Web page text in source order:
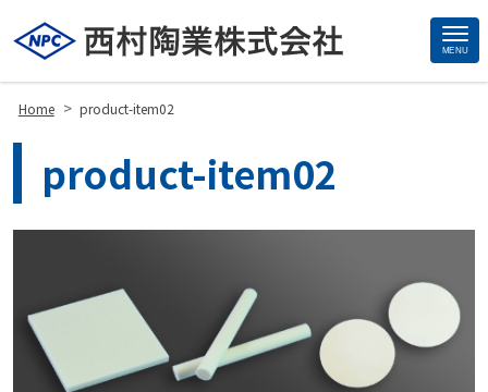
MENU
Home > product-item02
product-item02
Site
Footer